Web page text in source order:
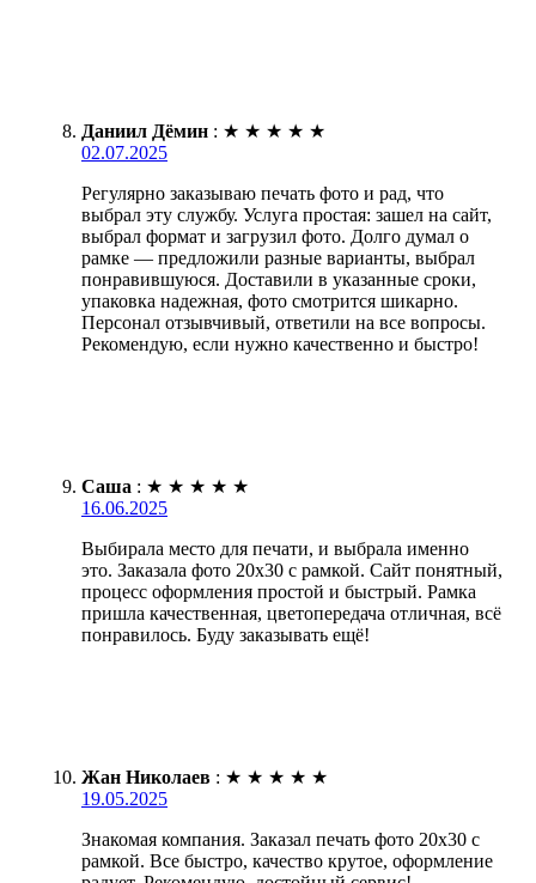
Даниил Дёмин : ★ ★ ★ ★ ★
02.07.2025
Регулярно заказываю печать фото и рад, что
выбрал эту службу. Услуга простая: зашел на сайт,
выбрал формат и загрузил фото. Долго думал о
рамке — предложили разные варианты, выбрал
понравившуюся. Доставили в указанные сроки,
упаковка надежная, фото смотрится шикарно.
Персонал отзывчивый, ответили на все вопросы.
Рекомендую, если нужно качественно и быстро!
Саша : ★ ★ ★ ★ ★
16.06.2025
Выбирала место для печати, и выбрала именно
это. Заказала фото 20х30 с рамкой. Сайт понятный,
процесс оформления простой и быстрый. Рамка
пришла качественная, цветопередача отличная, всё
понравилось. Буду заказывать ещё!
Жан Николаев : ★ ★ ★ ★ ★
19.05.2025
Знакомая компания. Заказал печать фото 20х30 с
рамкой. Все быстро, качество крутое, оформление